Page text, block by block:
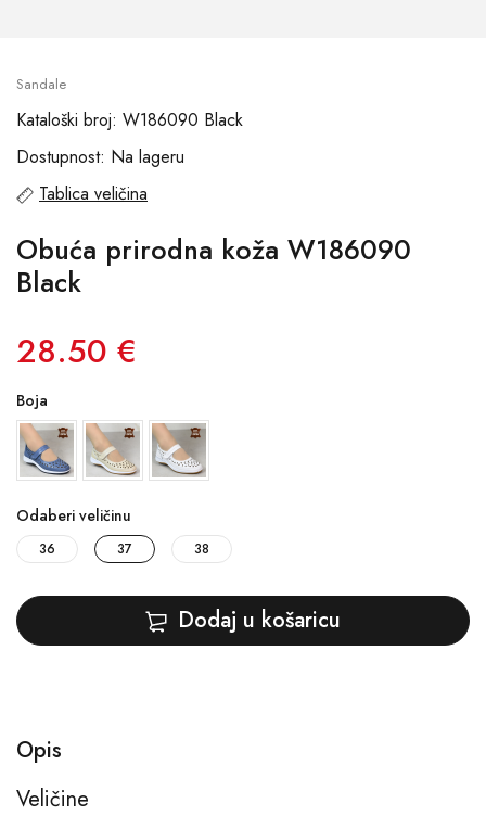
Sandale
Kataloški broj: W186090 Black
Dostupnost: Na lageru
Tablica veličina
Obuća prirodna koža W186090
Black
28.50 €
Boja
Odaberi veličinu
36 37 38
Dodaj u košaricu
Opis
Veličine